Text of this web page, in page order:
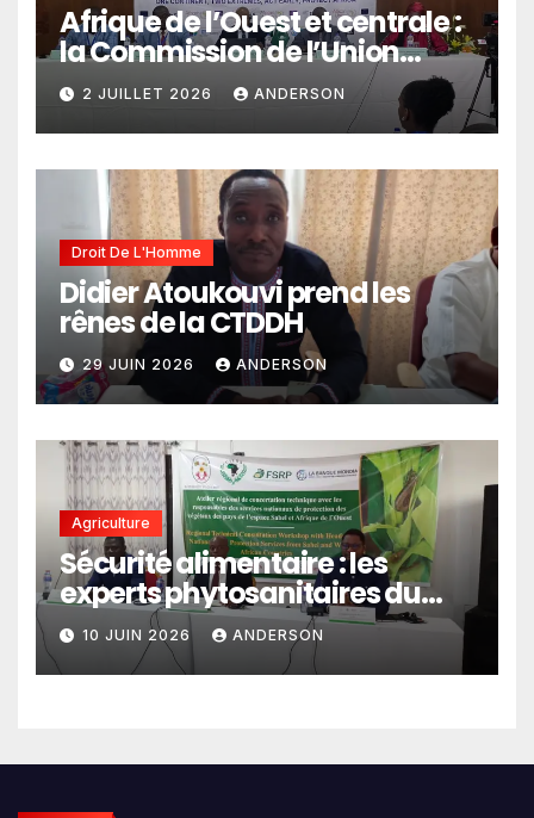
Afrique de l’Ouest et centrale :
la Commission de l’Union
africaine veut renforcer
l’intégration des services
climatiques dans les
politiques publiques
2 JUILLET 2026 ANDERSON
Droit De L'Homme
Didier Atoukouvi prend les
rênes de la CTDDH
29 JUIN 2026 ANDERSON
Agriculture
Sécurité alimentaire : les
experts phytosanitaires du
Sahel et d’Afrique de l’Ouest
en conclave à Lomé
10 JUIN 2026 ANDERSON